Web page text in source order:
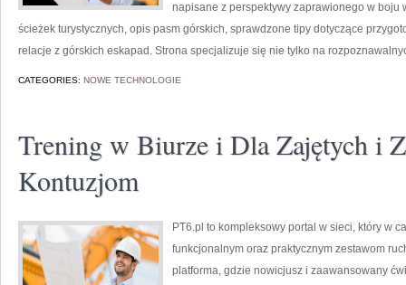
napisane z perspektywy zaprawionego w boju
ścieżek turystycznych, opis pasm górskich, sprawdzone tipy dotyczące
relacje z górskich eskapad. Strona specjalizuje się nie tylko na
CATEGORIES: NOWE TECHNOLOGIE
Trening w Biurze i Dla Zajętych i
Kontuzjom
PT6.pl to kompleksowy portal w sieci, który w
funkcjonalnym oraz praktycznym zestawom
platforma, gdzie nowicjusz i zaawansowany